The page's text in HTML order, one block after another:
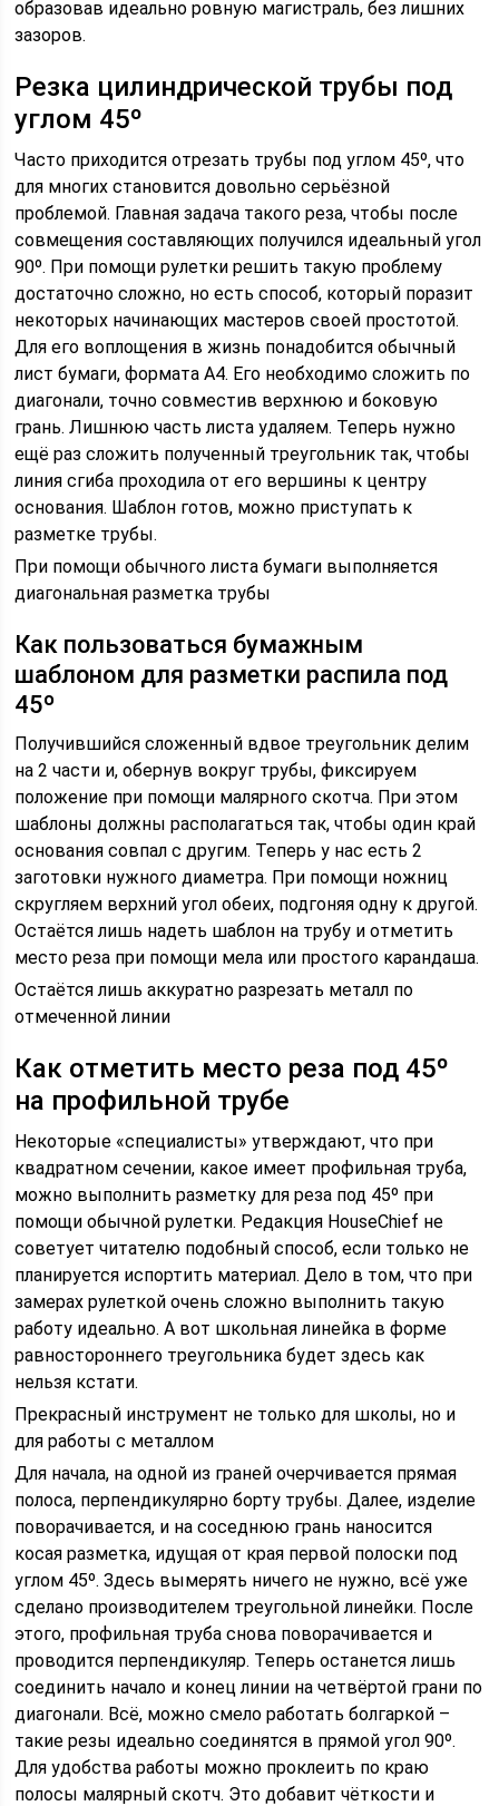
образовав идеально ровную магистраль, без лишних
зазоров.
Резка цилиндрической трубы под
углом 45º
Часто приходится отрезать трубы под углом 45º, что
для многих становится довольно серьёзной
проблемой. Главная задача такого реза, чтобы после
совмещения составляющих получился идеальный угол
90º. При помощи рулетки решить такую проблему
достаточно сложно, но есть способ, который поразит
некоторых начинающих мастеров своей простотой.
Для его воплощения в жизнь понадобится обычный
лист бумаги, формата А4. Его необходимо сложить по
диагонали, точно совместив верхнюю и боковую
грань. Лишнюю часть листа удаляем. Теперь нужно
ещё раз сложить полученный треугольник так, чтобы
линия сгиба проходила от его вершины к центру
основания. Шаблон готов, можно приступать к
разметке трубы.
При помощи обычного листа бумаги выполняется
диагональная разметка трубы
Как пользоваться бумажным
шаблоном для разметки распила под
45º
Получившийся сложенный вдвое треугольник делим
на 2 части и, обернув вокруг трубы, фиксируем
положение при помощи малярного скотча. При этом
шаблоны должны располагаться так, чтобы один край
основания совпал с другим. Теперь у нас есть 2
заготовки нужного диаметра. При помощи ножниц
скругляем верхний угол обеих, подгоняя одну к другой.
Остаётся лишь надеть шаблон на трубу и отметить
место реза при помощи мела или простого карандаша.
Остаётся лишь аккуратно разрезать металл по
отмеченной линии
Как отметить место реза под 45º
на профильной трубе
Некоторые «специалисты» утверждают, что при
квадратном сечении, какое имеет профильная труба,
можно выполнить разметку для реза под 45º при
помощи обычной рулетки. Редакция HouseChief не
советует читателю подобный способ, если только не
планируется испортить материал. Дело в том, что при
замерах рулеткой очень сложно выполнить такую
работу идеально. А вот школьная линейка в форме
равностороннего треугольника будет здесь как
нельзя кстати.
Прекрасный инструмент не только для школы, но и
для работы с металлом
Для начала, на одной из граней очерчивается прямая
полоса, перпендикулярно борту трубы. Далее, изделие
поворачивается, и на соседнюю грань наносится
косая разметка, идущая от края первой полоски под
углом 45º. Здесь вымерять ничего не нужно, всё уже
сделано производителем треугольной линейки. После
этого, профильная труба снова поворачивается и
проводится перпендикуляр. Теперь останется лишь
соединить начало и конец линии на четвёртой грани по
диагонали. Всё, можно смело работать болгаркой –
такие резы идеально соединятся в прямой угол 90º.
Для удобства работы можно проклеить по краю
полосы малярный скотч. Это добавит чёткости и